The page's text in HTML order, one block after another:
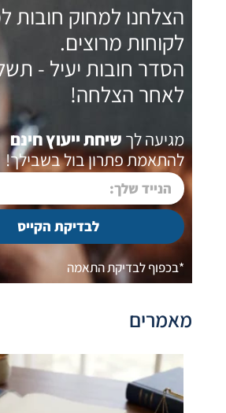
הצלחנו למחוק חובות
לקוחות מרוצים.
הסדר חובות יעיל -
לאחר הצלחה!
מגיעה לך שיחת ייעוץ חינם
להתאמת פתרון בול בשבילך!
לבדיקת הקייס
*בכפוף לבדיקת התאמה
מאמרים